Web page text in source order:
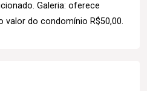
Galeria: oferece
valor do condomínio R$50,00.